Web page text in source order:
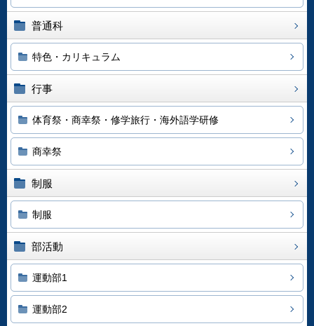
普通科
特色・カリキュラム
行事
体育祭・商幸祭・修学旅行・海外語学研修
商幸祭
制服
制服
部活動
運動部1
運動部2